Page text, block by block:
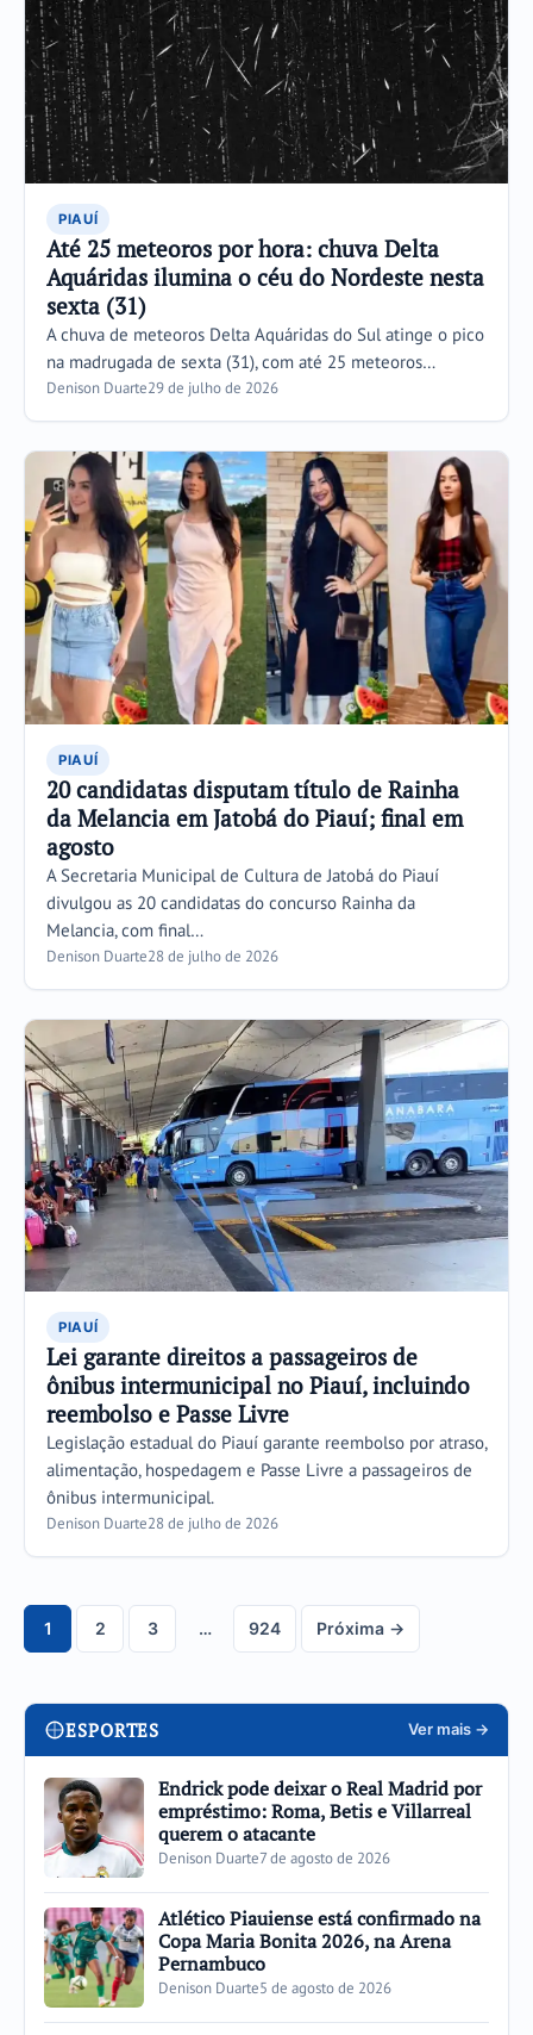
PIAUÍ
Até 25 meteoros por hora: chuva Delta
Aquáridas ilumina o céu do Nordeste nesta
sexta (31)
A chuva de meteoros Delta Aquáridas do Sul atinge o pico
na madrugada de sexta (31), com até 25 meteoros…
Denison Duarte29 de julho de 2026
PIAUÍ
20 candidatas disputam título de Rainha
da Melancia em Jatobá do Piauí; final em
agosto
A Secretaria Municipal de Cultura de Jatobá do Piauí
divulgou as 20 candidatas do concurso Rainha da
Melancia, com final…
Denison Duarte28 de julho de 2026
PIAUÍ
Lei garante direitos a passageiros de
ônibus intermunicipal no Piauí, incluindo
reembolso e Passe Livre
Legislação estadual do Piauí garante reembolso por atraso,
alimentação, hospedagem e Passe Livre a passageiros de
ônibus intermunicipal.
Denison Duarte28 de julho de 2026
Navegação
páginas
1 2 3 … 924 Próxima →
ESPORTES Ver mais →
Endrick pode deixar o Real Madrid por
empréstimo: Roma, Betis e Villarreal
querem o atacante
Denison Duarte7 de agosto de 2026
Atlético Piauiense está confirmado na
Copa Maria Bonita 2026, na Arena
Pernambuco
Denison Duarte5 de agosto de 2026